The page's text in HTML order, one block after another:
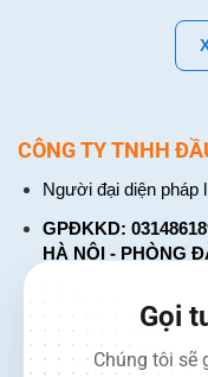
CÔNG TY TNHH
Người đại diện pháp
GPĐKKD:
HÀ NỘI - PHÒNG
CHÍNH DOANH
tháng 01 năm
tháng 03 năm 2026
226 Đường Láng,
Gọi
Chúng tôi sẽ